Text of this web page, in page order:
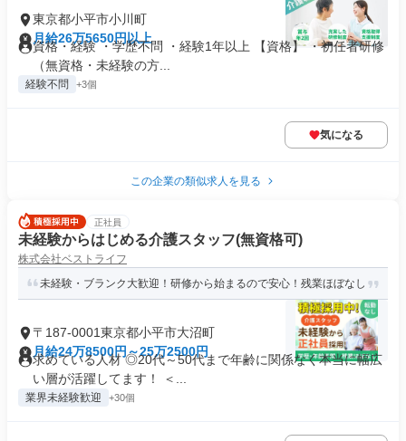
東京都小平市小川町
月給26万5650円以上
資格・経験 ・学歴不問 ・経験1年以上 【資格】 ・初任者研修
（無資格・未経験の方...
経験不問 +3個
気になる
この企業の類似求人を見る
正社員
未経験からはじめる介護スタッフ(無資格可)
株式会社ベストライフ
未経験・ブランク大歓迎！研修から始まるので安心！残業ほぼなし
〒187-0001東京都小平市大沼町
月給24万8500円～25万2500円
求めている人材 ◎20代～50代まで年齢に関係なく本当に幅広
い層が活躍してます！ ＜...
業界未経験歓迎 +30個